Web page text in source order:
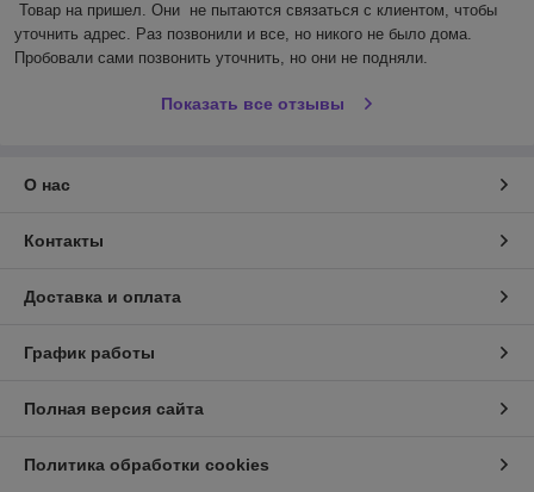
Товар на пришел. Они  не пытаются связаться с клиентом, чтобы
уточнить адрес. Раз позвонили и все, но никого не было дома.
Пробовали сами позвонить уточнить, но они не подняли.
Показать все отзывы
О нас
Контакты
Доставка и оплата
График работы
Полная версия сайта
Политика обработки cookies